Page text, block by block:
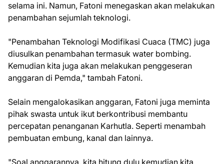
selama ini. Namun, Fatoni menegaskan akan melakukan
penambahan sejumlah teknologi.
"Penambahan Teknologi Modifikasi Cuaca (TMC) juga
diusulkan penambahan termasuk water bombing.
Kemudian kita juga akan melakukan penggeseran
anggaran di Pemda," tambah Fatoni.
Selain mengalokasikan anggaran, Fatoni juga meminta
pihak swasta untuk ikut berkontribusi membantu
percepatan penanganan Karhutla. Seperti menambah
pembuatan embung, kanal dan lainnya.